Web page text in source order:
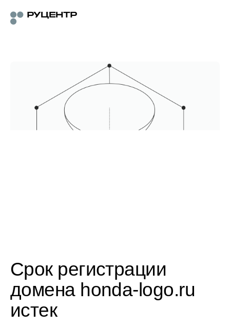
Срок регистрации
домена honda-logo.ru
истек